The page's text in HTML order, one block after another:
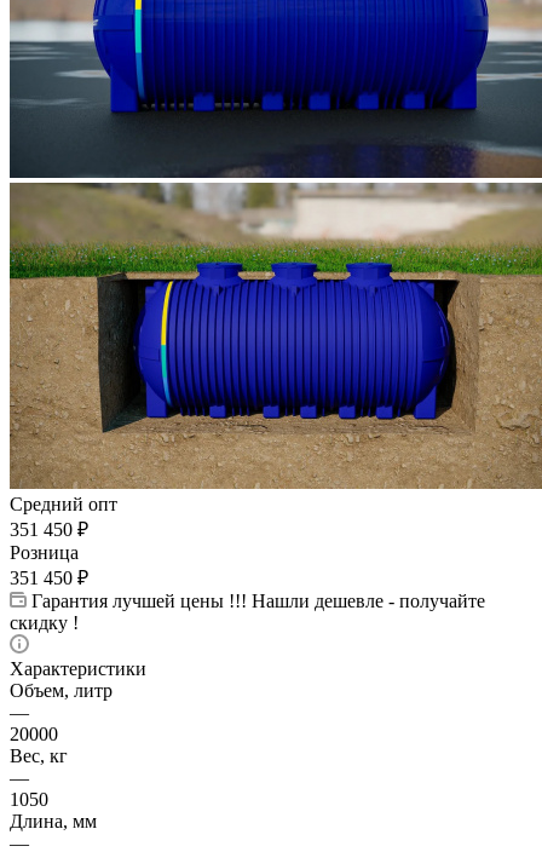
Средний опт
351 450 ₽
Розница
351 450 ₽
Гарантия лучшей цены !!! Нашли дешевле - получайте
скидку !
Характеристики
Объем, литр
—
20000
Вес, кг
—
1050
Длина, мм
—